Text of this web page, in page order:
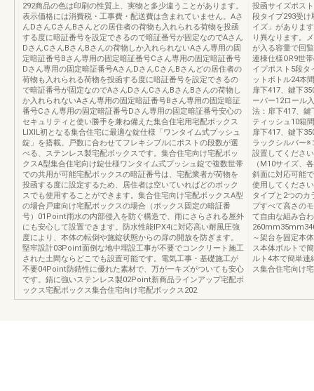
292商品の色は印刷の性質上、実物と多少違うことがあります。
表示価格には消費税・工事費・配送費は含まれていません。Aさ
んDさんCさんBさんどの居住者の荷物も入れられる荷物を投函
する度に暗証番号を設定できるので暗証番号が固定なのでAさん
DさんCさんBさんBさんの荷物しか入れられないAさん専用の固
定暗証番号Bさん専用の固定暗証番号Cさん専用の固定暗証番号
Dさん専用の固定暗証番号AさんDさんCさんBさんどの居住者の
荷物も入れられる荷物を投函する度に暗証番号を設定できるの
で暗証番号が固定なのでAさんDさんCさんBさんBさんの荷物し
か入れられないAさん専用の固定暗証番号Bさん専用の固定暗証
番号Cさん専用の固定暗証番号Dさん専用の固定暗証番号安心の
セキュリティと使い勝手を兼ね備えた集合住宅用宅配ボックス
LIXIL初となる集合住宅に最適な錠仕様「ワンタイム式プッシュ
錠」を搭載。戸数に合わせてフレキシブルにポストの段数が選
べる、ステンレス製宅配ボックスです。集合住宅向け宅配ボッ
クスA型集合住宅向け錠仕様ワンタイム式プッシュ錠で複数世帯
での共用が可能宅配ボックスの暗証番号は、宅配業者が荷物を
投函する度に設定するため、居住者は空いていればどのボック
スでも使用することができます。集合住宅向け宅配ボックスA型
の場合戸建向け宅配ボックスの場合（ボックス固定の暗証番
号）01Point雨水の内部侵入を防ぐ構造で、雨にさらされる屋外
にも安心して設置できます。防水性能IPX4に対応高い耐風圧強
度により、本体の転倒や施錠状態からの扉の開放を防ぎます。
堅牢設計03Point面倒な地中埋設工事が不要でコンクリート施工
された土間ならどこでも設置可能です。電気工事・基礎施工が
不要04Point防錆性に優れた素材で、万が一キズがついても安心
です。錆に強いステンレス製02Point新商品ラインアップ宅配ボ
ックス宅配ボックス集合住宅向け宅配ボックス202
投函サイズポス
段タイプ293受け
イズ」がありま
り異なります。
が入る容量で回
連棟仕様OR9世
イプポスト5段
ットボトル24本
扉下417、鍵下
ーパー12ロール
法：扉下417、
ティッシュ10箱
扉下417、鍵下
ラックシルバー※
設置してくださ
（M10サイズ、
斜面に対応可能
使用してくださ
タイプと2つの
プすべて高さの
て自由な組み合
～架台を固定本
ス本体ボルトで
ルト4本で簡単連
ス集合住宅向け